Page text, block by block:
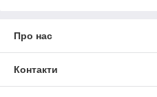
Про нас
Контакти